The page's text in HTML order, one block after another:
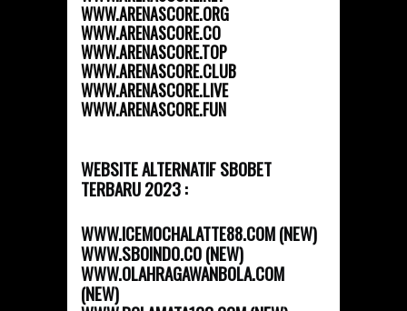
WWW.ARENASCORE.ORG
WWW.ARENASCORE.CO
WWW.ARENASCORE.TOP
WWW.ARENASCORE.CLUB
WWW.ARENASCORE.LIVE
WWW.ARENASCORE.FUN
WEBSITE ALTERNATIF SBOBET
TERBARU 2023 :
WWW.ICEMOCHALATTE88.COM (NEW)
WWW.SBOINDO.CO (NEW)
WWW.OLAHRAGAWANBOLA.COM
(NEW)